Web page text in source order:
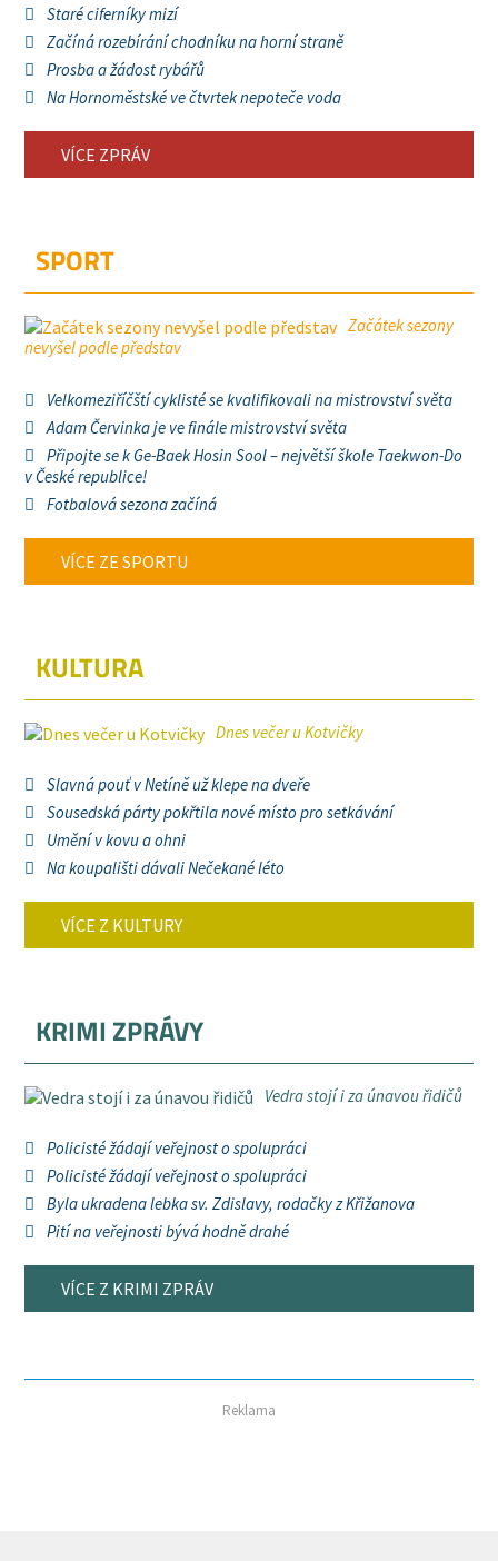
Staré ciferníky mizí
Začíná rozebírání chodníku na horní straně
Prosba a žádost rybářů
Na Hornoměstské ve čtvrtek nepoteče voda
VÍCE ZPRÁV
SPORT
Začátek sezony
nevyšel podle představ
Velkomeziříčští cyklisté se kvalifikovali na mistrovství světa
Adam Červinka je ve finále mistrovství světa
Připojte se k Ge-Baek Hosin Sool – největší škole Taekwon-Do
v České republice!
Fotbalová sezona začíná
VÍCE ZE SPORTU
KULTURA
Dnes večer u Kotvičky
Slavná pouť v Netíně už klepe na dveře
Sousedská párty pokřtila nové místo pro setkávání
Umění v kovu a ohni
Na koupališti dávali Nečekané léto
VÍCE Z KULTURY
KRIMI ZPRÁVY
Vedra stojí i za únavou řidičů
Policisté žádají veřejnost o spolupráci
Policisté žádají veřejnost o spolupráci
Byla ukradena lebka sv. Zdislavy, rodačky z Křižanova
Pití na veřejnosti bývá hodně drahé
VÍCE Z KRIMI ZPRÁV
Reklama